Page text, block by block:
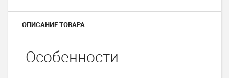
ОПИСАНИЕ ТОВАРА
Особенности